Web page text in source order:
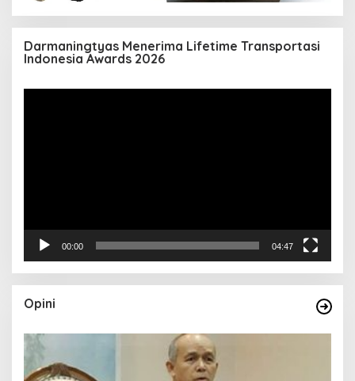
Darmaningtyas Menerima Lifetime Transportasi
Indonesia Awards 2026
00:00 04:47
Opini